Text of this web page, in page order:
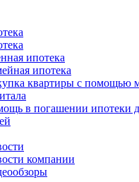
ипотека
ипотека
квартиры с помощью
в погашении ипотеки
компании